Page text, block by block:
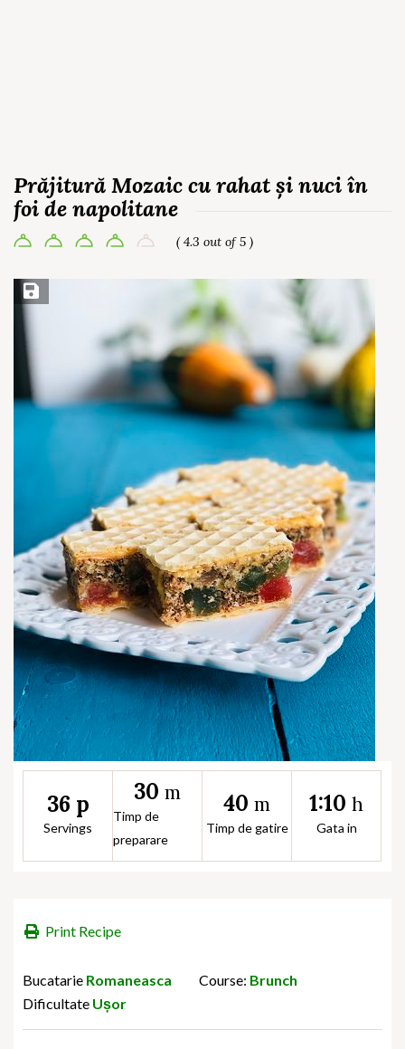
Prăjitură Mozaic cu rahat și nuci în
foi de napolitane
( 4.3 out of 5 )
Save Recipe
36 p
Servings
30 m
Timp de
preparare
40 m
Timp de gatire
1:10 h
Gata in
Print Recipe
Bucatarie Romaneasca Course: Brunch
Dificultate Ușor